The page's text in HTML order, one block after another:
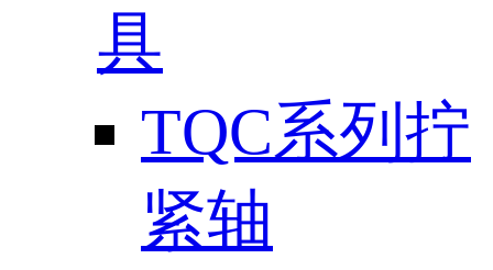
具
TQC系列拧
紧轴